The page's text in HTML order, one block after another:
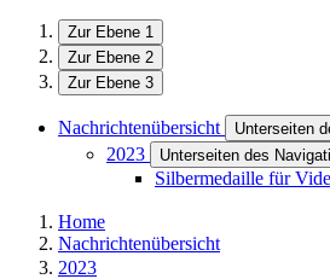
Zur Ebene 1
Zur Ebene 2
Zur Ebene 3
Nachrichtenübersicht Unterseiten
2023 Unterseiten des
Silbermedaille für
Home
Nachrichtenübersicht
2023